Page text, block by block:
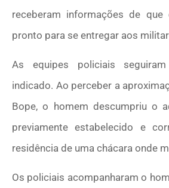
receberam informações de
pronto para se entregar aos
As equipes policiais
indicado. Ao perceber a
Bope, o homem descumpriu o
previamente estabelecido e
residência de uma chácara onde
Os policiais acompanharam o